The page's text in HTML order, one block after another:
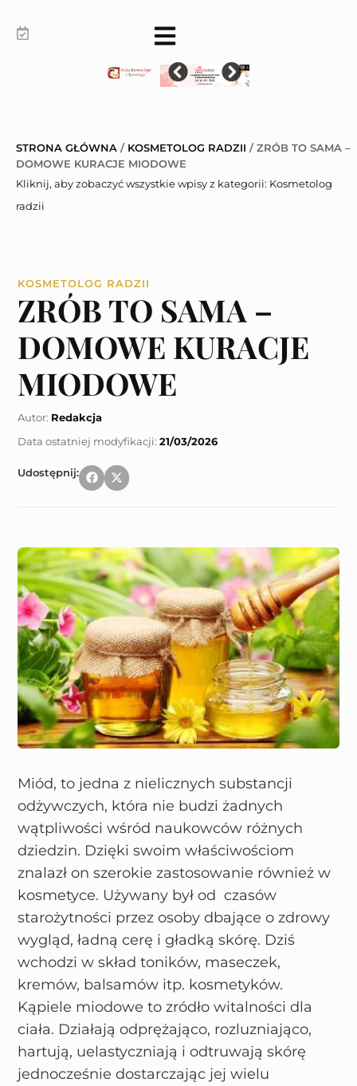
STRONA GŁÓWNA / KOSMETOLOG RADZII /ZRÓB TO SAMA –
DOMOWE KURACJE MIODOWE
Kliknij, aby zobaczyć wszystkie wpisy z kategorii: Kosmetolog
radzii
KOSMETOLOG RADZII
ZRÓB TO SAMA –
DOMOWE KURACJE
MIODOWE
Autor: Redakcja
21/03/2026
Udostępnij:
Miód, to jedna z nielicznych substancji
odżywczych, która nie budzi żadnych
wątpliwości wśród naukowców różnych
dziedzin. Dzięki swoim właściwościom
znalazł on szerokie zastosowanie również w
kosmetyce. Używany był od czasów
starożytności przez osoby dbające o zdrowy
wygląd, ładną cerę i gładką skórę. Dziś
wchodzi w skład toników, maseczek,
kremów, balsamów itp. kosmetyków.
Kąpiele miodowe to zródło witalności dla
ciała. Działają odprężająco, rozluzniająco,
hartują, uelastyczniają i odtruwają skórę
jednocześnie dostarczając jej wielu